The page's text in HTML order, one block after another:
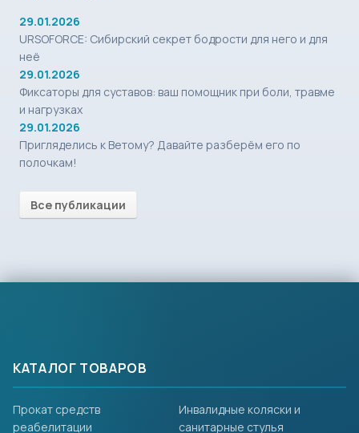
29.01.2026
URSOFORCE: Сибирский секрет бодрости для него и для
неё
29.01.2026
Фиксаторы для суставов: ваш помощник при боли, травме
и нагрузках
29.01.2026
Пригляделись к Ветому? Давайте разберём его по
полочкам!
Все публикации
КАТАЛОГ ТОВАРОВ
Прокат средств
реабелитации
Инвалидные коляски и
санитарные стулья